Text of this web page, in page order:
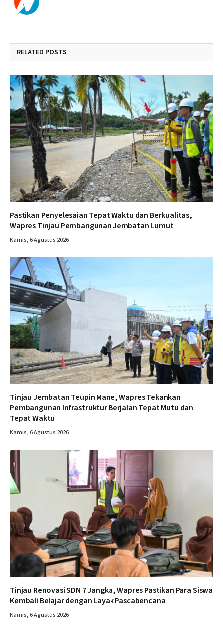
RELATED POSTS
Pastikan Penyelesaian Tepat Waktu dan Berkualitas,
Wapres Tinjau Pembangunan Jembatan Lumut
Kamis, 6 Agustus 2026
Tinjau Jembatan Teupin Mane, Wapres Tekankan
Pembangunan Infrastruktur Berjalan Tepat Mutu dan
Tepat Waktu
Kamis, 6 Agustus 2026
Tinjau Renovasi SDN 7 Jangka, Wapres Pastikan Para Siswa
Kembali Belajar dengan Layak Pascabencana
Kamis, 6 Agustus 2026